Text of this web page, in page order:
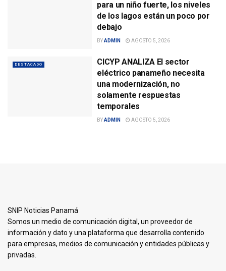
para un niño fuerte, los niveles
de los lagos están un poco por
debajo
BYADMIN AGOSTO 5, 2026
DESTACADO
CICYP ANALIZA El sector
eléctrico panameño necesita
una modernización, no
solamente respuestas
temporales
BYADMIN AGOSTO 5, 2026
SNIP Noticias Panamá
Somos un medio de comunicación digital, un proveedor de
información y dato y una plataforma que desarrolla contenido
para empresas, medios de comunicación y entidades públicas y
privadas.